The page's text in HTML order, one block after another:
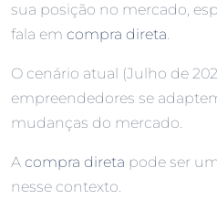
sua posição no mercado,
fala em compra direta.
O cenário atual (Julho de
empreendedores se
mudanças do mercado.
A compra direta pode ser
nesse contexto.